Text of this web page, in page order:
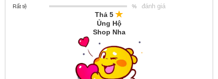
Rất tệ % đánh giá
Thả 5
Ủng Hộ
Shop Nha